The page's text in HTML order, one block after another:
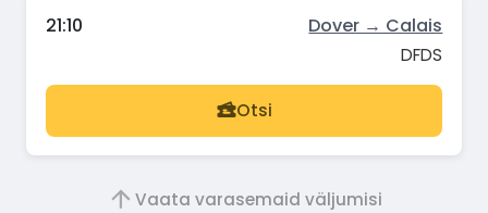
21:10 Dover → Calais
DFDS
Otsi
Vaata varasemaid väljumisi